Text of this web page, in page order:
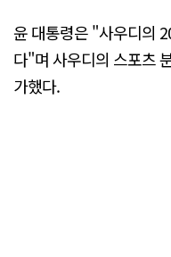
윤 대통령은 "사우디의
다"며 사우디의 스포츠
가했다.